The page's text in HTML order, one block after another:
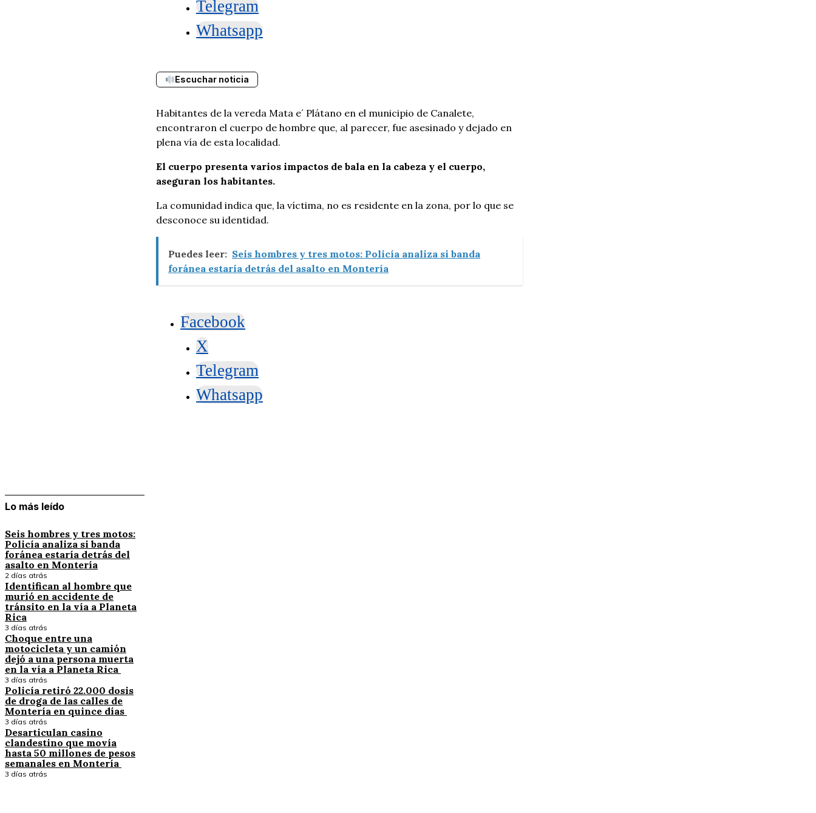
Telegram
Whatsapp
Escuchar noticia
Habitantes de la vereda Mata e´ Plátano en el municipio de Canalete,
encontraron el cuerpo de hombre que, al parecer, fue asesinado y dejado en
plena vía de esta localidad.
El cuerpo presenta varios impactos de bala en la cabeza y el cuerpo,
aseguran los habitantes.
La comunidad indica que, la víctima, no es residente en la zona, por lo que se
desconoce su identidad.
Puedes leer: Seis hombres y tres motos: Policía analiza si banda
foránea estaría detrás del asalto en Montería
Facebook
X
Telegram
Whatsapp
Lo más leído
Seis hombres y tres motos:
Policía analiza si banda
foránea estaría detrás del
asalto en Montería
2 días atrás
Identifican al hombre que
murió en accidente de
tránsito en la vía a Planeta
Rica
3 días atrás
Choque entre una
motocicleta y un camión
dejó a una persona muerta
en la vía a Planeta Rica
3 días atrás
Policía retiró 22.000 dosis
de droga de las calles de
Montería en quince días
3 días atrás
Desarticulan casino
clandestino que movía
hasta 50 millones de pesos
semanales en Montería
3 días atrás